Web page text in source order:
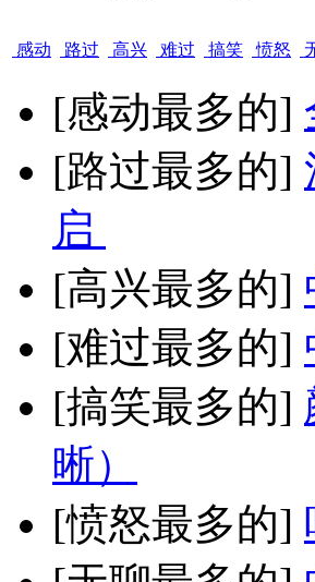
感动 路过 高兴 难过 搞笑 愤怒
[感动最多的]
[路过最多的]
启
[高兴最多的]
[难过最多的]
[搞笑最多的]
晰）
[愤怒最多的]